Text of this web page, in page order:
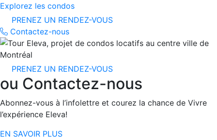
Explorez les condos
PRENEZ UN RENDEZ-VOUS
Contactez-nous
PRENEZ UN RENDEZ-VOUS
ou Contactez-nous
Abonnez-vous à l’infolettre et courez la chance de Vivre
l’expérience Eleva!
EN SAVOIR PLUS